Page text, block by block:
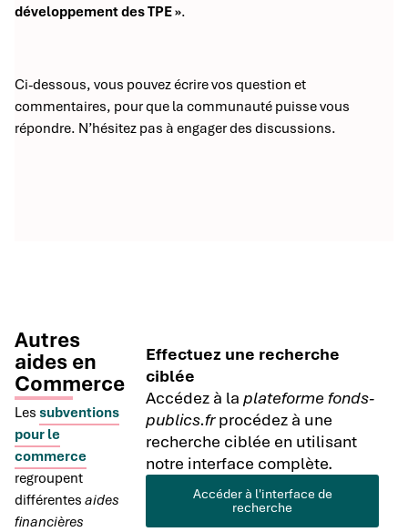
développement des TPE ».
Ci-dessous, vous pouvez écrire vos question et
commentaires, pour que la communauté puisse vous
répondre. N’hésitez pas à engager des discussions.
Autres
aides en
Commerce
Les subventions
pour le
commerce
regroupent
différentes aides
financières
Effectuez une recherche
ciblée
Accédez à laplateforme fonds-
publics.frprocédez à une
recherche ciblée en utilisant
notre interface complète.
Accéder à l'interface de
recherche